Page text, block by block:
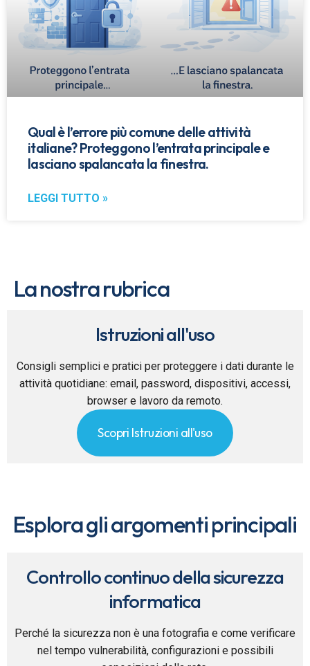
Qual è l’errore più comune delle attività
italiane? Proteggono l’entrata principale e
lasciano spalancata la finestra.
LEGGI TUTTO »
La nostra rubrica
Istruzioni all'uso
Consigli semplici e pratici per proteggere i dati durante le
attività quotidiane: email, password, dispositivi, accessi,
browser e lavoro da remoto.
Scopri Istruzioni all'uso
Esplora gli argomenti principali
Controllo continuo della sicurezza
informatica
Perché la sicurezza non è una fotografia e come verificare
nel tempo vulnerabilità, configurazioni e possibili